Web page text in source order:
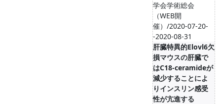
学会学術総会
（WEB開
催）/2020-07-20-
-2020-08-31
肝臓特異的Elovl6欠
損マウスの肝臓で
はC18-ceramideが
減少することによ
りインスリン感受
性が亢進する